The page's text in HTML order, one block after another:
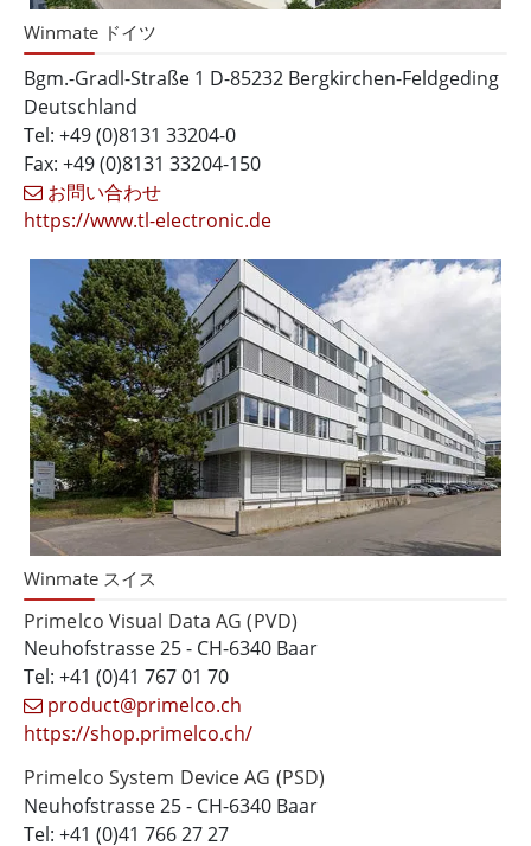
Winmate ドイツ
Bgm.-Gradl-Straße 1 D-85232 Bergkirchen-Feldgeding
Deutschland
Tel: +49 (0)8131 33204-0
Fax: +49 (0)8131 33204-150
お問い合わせ
https://www.tl-electronic.de
Winmate スイス
Primelco Visual Data AG (PVD)
Neuhofstrasse 25 - CH-6340 Baar
Tel: +41 (0)41 767 01 70
product@primelco.ch
https://shop.primelco.ch/
Primelco System Device AG (PSD)
Neuhofstrasse 25 - CH-6340 Baar
Tel: +41 (0)41 766 27 27